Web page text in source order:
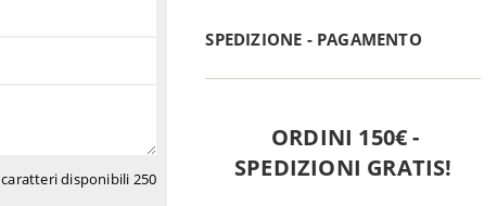
caratteri disponibili 250
SPEDIZIONE - PAGAMENTO
ORDINI 150€ -
SPEDIZIONI GRATIS!